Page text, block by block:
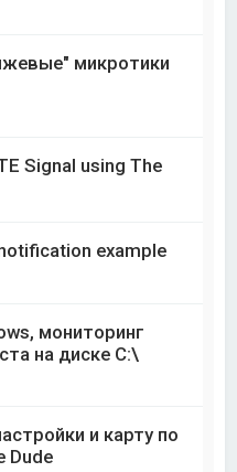
микротики
Signal using The
example
мониторинг
на диске C:\
и карту по
Dude